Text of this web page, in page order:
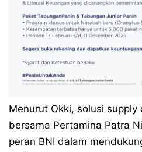
Menurut Okki, solusi supply
bersama Pertamina Patra
peran BNI dalam